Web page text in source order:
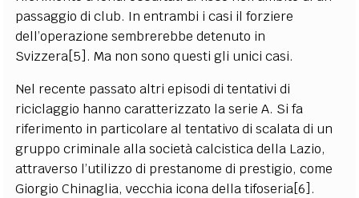
passaggio di club. In entrambi i casi il forziere
dell’operazione sembrerebbe detenuto in
Svizzera[5]. Ma non sono questi gli unici casi.
Nel recente passato altri episodi di tentativi di
riciclaggio hanno caratterizzato la serie A. Si fa
riferimento in particolare al tentativo di scalata di un
gruppo criminale alla società calcistica della Lazio,
attraverso l’utilizzo di prestanome di prestigio, come
Giorgio Chinaglia, vecchia icona della tifoseria[6].